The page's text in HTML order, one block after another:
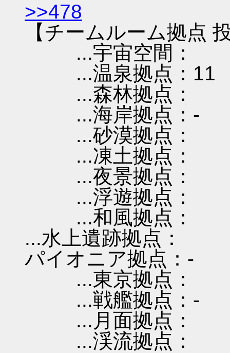
>>478
【チームルーム拠点
...宇宙空間：
...温泉拠点：11
...森林拠点：
...海岸拠点：-
...砂漠拠点：
...凍土拠点：
...夜景拠点：
...浮遊拠点：
...和風拠点：
...水上遺跡拠点：
パイオニア拠点：-
...東京拠点：
...戦艦拠点：-
...月面拠点：
...渓流拠点：